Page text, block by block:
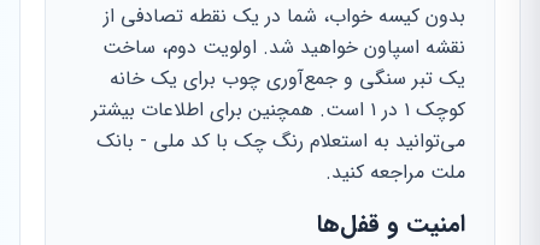
بدون کیسه خواب، شما در یک نقطه تصادفی از
نقشه اسپاون خواهید شد. اولویت دوم، ساخت
یک تبر سنگی و جمع‌آوری چوب برای یک خانه
کوچک ۱ در ۱ است. همچنین برای اطلاعات بیشتر
می‌توانید به استعلام رنگ چک با کد ملی - بانک
ملت مراجعه کنید.
امنیت و قفل‌ها